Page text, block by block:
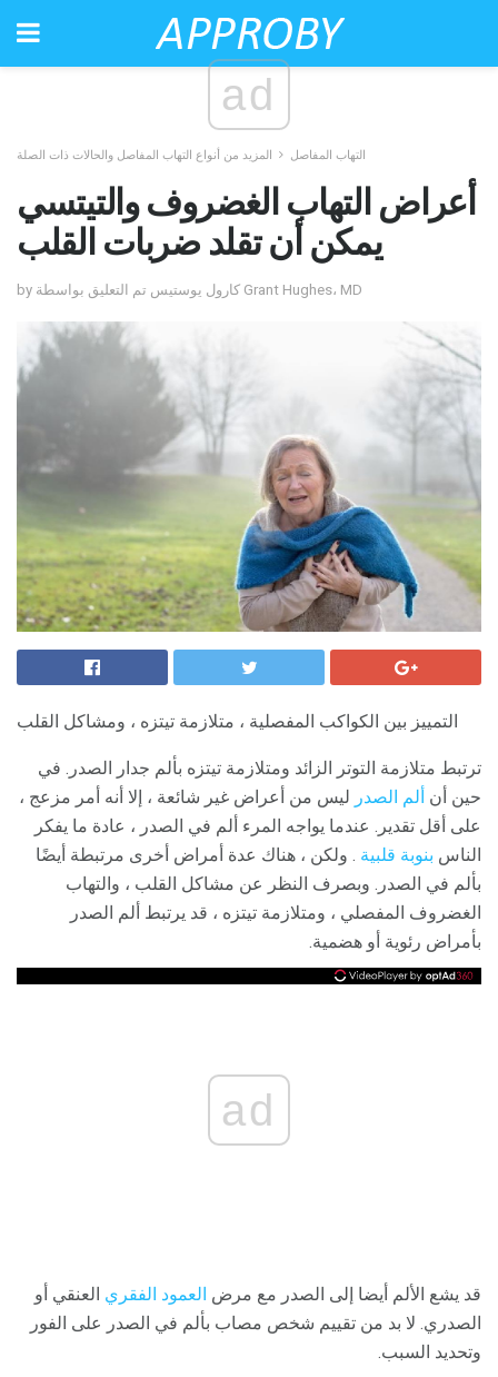
ad
التهاب المفاصل المزيد من أنواع التهاب المفاصل والحالات ذات الصلة
أعراض التهاب الغضروف والتيتسي
يمكن أن تقلد ضربات القلب
by كارول يوستيس تم التعليق بواسطة Grant Hughes، MD
التمييز بين الكواكب المفصلية ، متلازمة تيتزه ، ومشاكل القلب
ترتبط متلازمة التوتر الزائد ومتلازمة تيتزه بألم جدار الصدر. في
حين أن ألم الصدر ليس من أعراض غير شائعة ، إلا أنه أمر مزعج ،
على أقل تقدير. عندما يواجه المرء ألم في الصدر ، عادة ما يفكر
الناس بنوبة قلبية . ولكن ، هناك عدة أمراض أخرى مرتبطة أيضًا
بألم في الصدر. وبصرف النظر عن مشاكل القلب ، والتهاب
الغضروف المفصلي ، ومتلازمة تيتزه ، قد يرتبط ألم الصدر
بأمراض رئوية أو هضمية.
ad
قد يشع الألم أيضا إلى الصدر مع مرض العمود الفقري العنقي أو
الصدري. لا بد من تقييم شخص مصاب بألم في الصدر على الفور
وتحديد السبب.